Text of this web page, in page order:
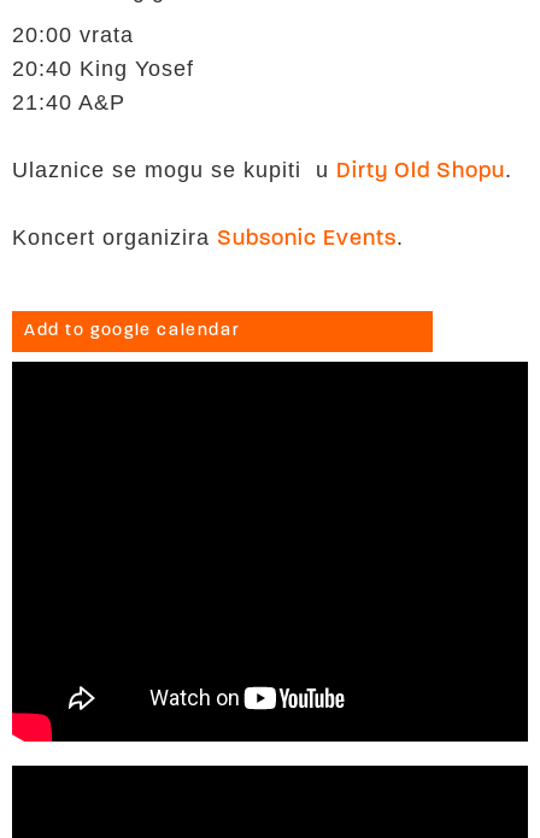
20:00 vrata
20:40 King Yosef
21:40 A&P
Ulaznice se mogu se kupiti u Dirty Old Shopu.
Koncert organizira Subsonic Events.
Add to google calendar